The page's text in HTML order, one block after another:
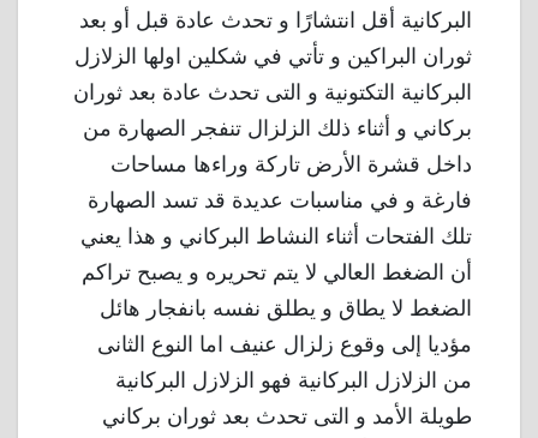
البركانية أقل انتشارًا و تحدث عادة قبل أو بعد
ثوران البراكين و تأتي في شكلين اولها الزلازل
البركانية التكتونية و التى تحدث عادة بعد ثوران
بركاني و أثناء ذلك الزلزال تنفجر الصهارة من
داخل قشرة الأرض تاركة وراءها مساحات
فارغة و في مناسبات عديدة قد تسد الصهارة
تلك الفتحات أثناء النشاط البركاني و هذا يعني
أن الضغط العالي لا يتم تحريره و يصبح تراكم
الضغط لا يطاق و يطلق نفسه بانفجار هائل
مؤديا إلى وقوع زلزال عنيف اما النوع الثانى
من الزلازل البركانية فهو الزلازل البركانية
طويلة الأمد و التى تحدث بعد ثوران بركاني